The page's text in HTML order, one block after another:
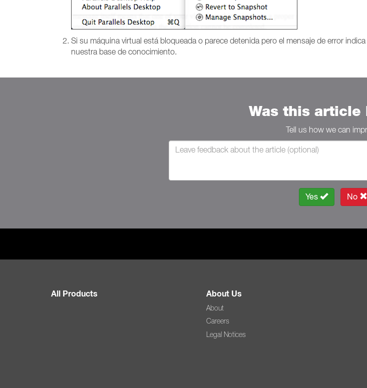
Si su máquina virtual está bloqueada o parece detenida pero el mensaje de error
nuestra base de conocimiento.
Was this article
Tell us how we can
Yes No
All Products About Us
About
Careers
Legal Notices